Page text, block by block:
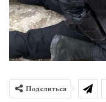
Поделиться